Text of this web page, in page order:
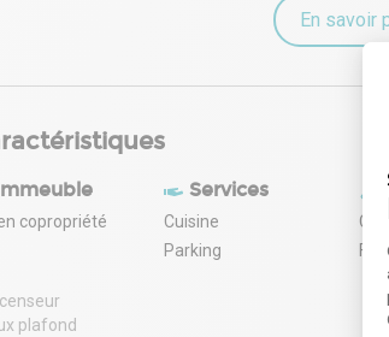
En savoir
en copropriété
Services
Cuisine
Parking
plafond